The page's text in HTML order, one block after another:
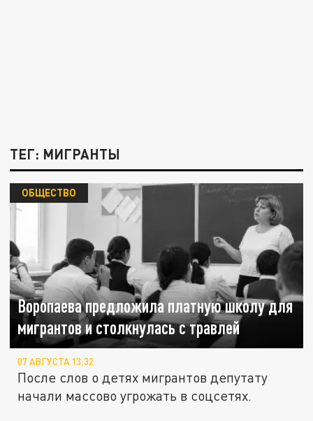
ТЕГ: МИГРАНТЫ
Воропаева предложила платную школу для
мигрантов и столкнулась с травлей
ОБЩЕСТВО
07 АВГУСТА 13:32
После слов о детях мигрантов депутату
начали массово угрожать в соцсетях.